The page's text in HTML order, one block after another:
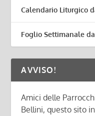
Calendario Liturgico
Foglio Settimanale
AVVISO!
Amici delle
Bellini, questo sito